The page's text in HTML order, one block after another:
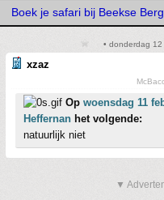
Boek je safari bij Beekse
• donderdag
xzaz
Op woensdag 11
Heffernan het volgende:
natuurlijk niet
▼